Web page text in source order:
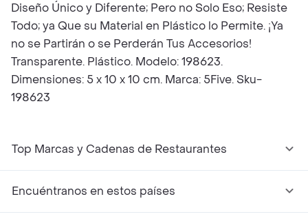
Diseño Único y Diferente; Pero no Solo Eso; Resiste
Todo; ya Que su Material en Plástico lo Permite. ¡Ya
no se Partirán o se Perderán Tus Accesorios!
Transparente. Plástico. Modelo: 198623.
Dimensiones: 5 x 10 x 10 cm. Marca: 5Five. Sku-
198623
Top Marcas y Cadenas de Restaurantes
Encuéntranos en estos países